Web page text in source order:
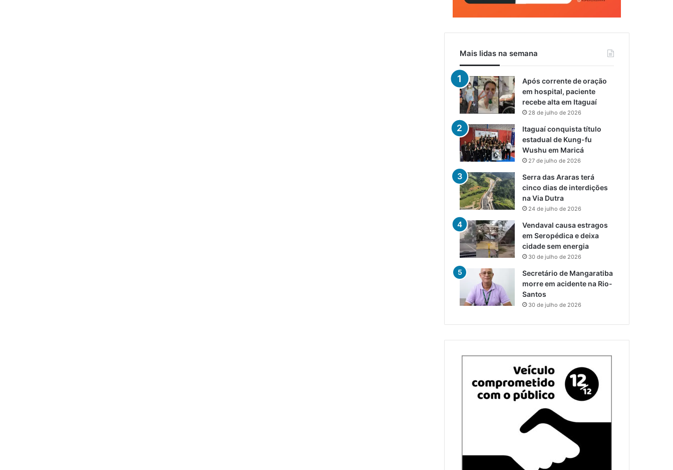
Mais lidas na semana
Após corrente de oração
em hospital, paciente
recebe alta em Itaguaí
28 de julho de 2026
Itaguaí conquista título
estadual de Kung-fu
Wushu em Maricá
27 de julho de 2026
Serra das Araras terá
cinco dias de interdições
na Via Dutra
24 de julho de 2026
Vendaval causa estragos
em Seropédica e deixa
cidade sem energia
30 de julho de 2026
Secretário de Mangaratiba
morre em acidente na Rio-
Santos
30 de julho de 2026